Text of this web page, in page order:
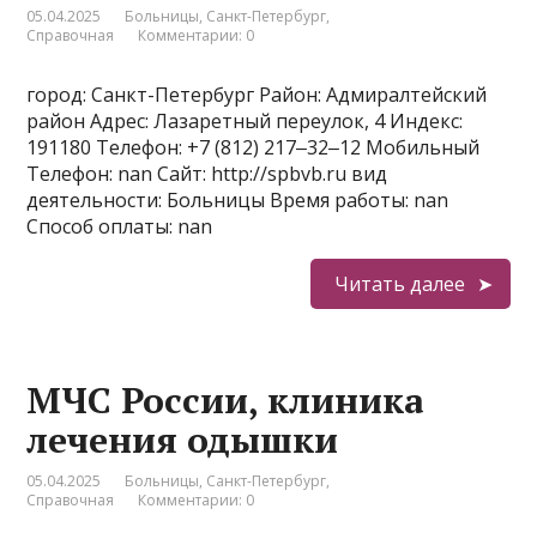
05.04.2025 Больницы, Санкт-Петербург,
Справочная
Комментарии: 0
город: Санкт-Петербург Район: Адмиралтейский
район Адрес: Лазаретный переулок, 4 Индекс:
191180 Телефон: +7 (812) 217‒32‒12 Мобильный
Телефон: nan Сайт: http://spbvb.ru вид
деятельности: Больницы Время работы: nan
Способ оплаты: nan
Читать далее
МЧС России, клиника
лечения одышки
05.04.2025 Больницы, Санкт-Петербург,
Справочная
Комментарии: 0